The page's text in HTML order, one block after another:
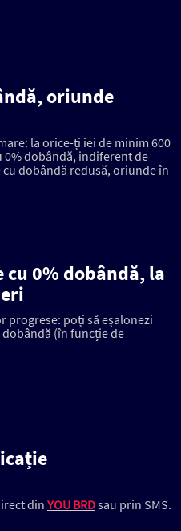
oriunde
la orice-ți iei de minim 600
0% dobândă, indiferent de
dobândă redusă, oriunde în
cu 0% dobândă, la
progrese: poți să eșalonezi
dobândă (în funcție de
dinYOU BRDsau prin SMS.